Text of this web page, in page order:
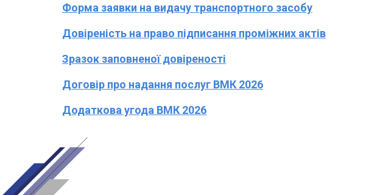
Форма заявки на видачу транспортного засобу
Довіреність на право підписання проміжних актів
Зразок заповненої довіреності
Договір про надання послуг ВМК 2026
Додаткова угода ВМК 2026